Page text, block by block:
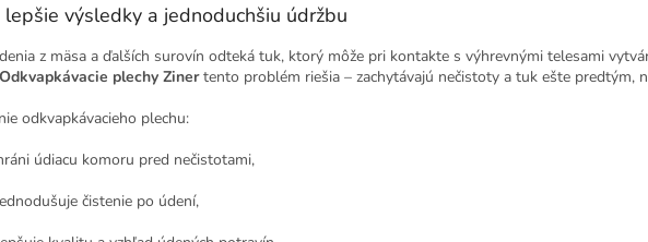
d
a
lepšie výsledky a jednoduchšiu údržbu
z mäsa a ďalších surovín odteká tuk, ktorý môže pri kontakte s výhrevnými telesami
Odkvapkávacie plechy Zinertento problém riešia – zachytávajú nečistoty a tuk ešte predtým,
odkvapkávacieho plechu:
údiacu komoru pred nečistotami,
čistenie po údení,